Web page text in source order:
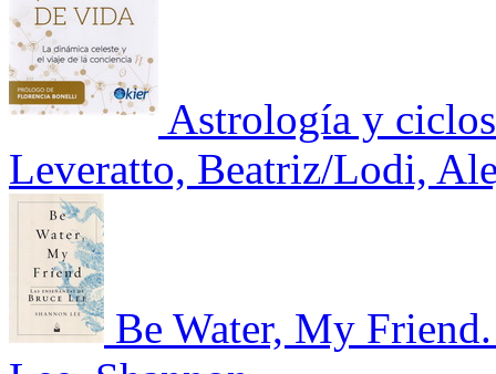
Astrología y
Leveratto, Beatriz/Lodi,
Be Water, My